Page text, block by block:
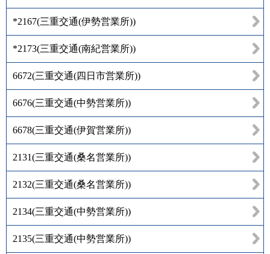
*2167(三重交通(伊勢営業所))
*2173(三重交通(南紀営業所))
6672(三重交通(四日市営業所))
6676(三重交通(中勢営業所))
6678(三重交通(伊賀営業所))
2131(三重交通(桑名営業所))
2132(三重交通(桑名営業所))
2134(三重交通(中勢営業所))
2135(三重交通(中勢営業所))